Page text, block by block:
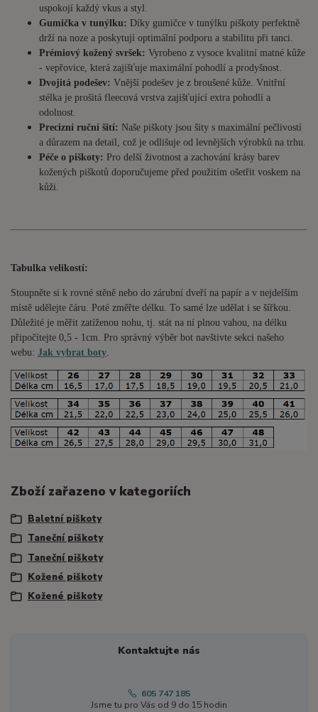
uspokojí každý vkus a styl.
Gumička v tunýlku: Díky gumičce v tunýlku piškoty perfektně
drží na noze a poskytují optimální podporu a stabilitu při tanci.
Prémiový kožený svršek: Vyrobeno z vysoce kvalitní matné kůže
- vepřovice, která zajišťuje maximální pohodlí a prodyšnost.
Dvojitá podešev: Vnější podešev je z broušené kůže. Vnitřní
stélka je prošitá fleecová vrstva zajišťující extra pohodlí a
odolnost.
Precizní ruční šití: Naše piškoty jsou šity s maximální pečlivostí
a důrazem na detail, což je odlišuje od levnějších výrobků na trhu.
Péče o piškoty: Pro delší životnost a zachování krásy barev
kožených piškotů doporučujeme před použitím ošetřit voskem na
kůži.
Tabulka velikostí:
Stoupněte si k rovné stěně nebo do zárubní dveří na papír a v nejdelším
místě udělejte čáru. Poté změřte délku. To samé lze udělat i se šířkou.
Důležité je měřit zatíženou nohu, tj. stát na ní plnou vahou, na délku
připočítejte 0,5 - 1cm . Pro správný výběr bot navštivte sekci našeho
webu: Jak vybrat boty
Zboží zařazeno v kategoriích
Baletní piškoty
Taneční piškoty
Taneční piškoty
Kožené piškoty
Kožené piškoty
Kontaktujte nás
605 747 185
Jsme tu pro Vás od 9 do 15 hodin